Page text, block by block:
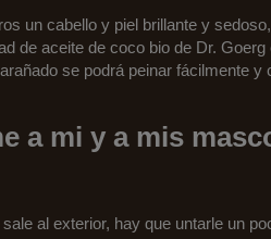
un cabello y piel brillante y
de aceite de coco bio de Dr.
se podrá peinar fácilmente
a mi y a mis
al exterior, hay que untarle un